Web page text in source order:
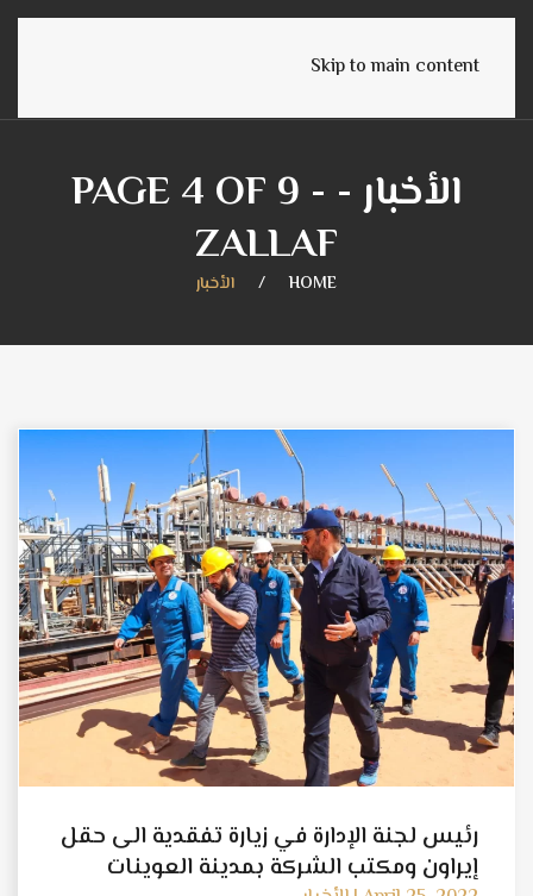
Skip to main content
الأخبار - PAGE 4 OF 9 -
ZALLAF
HOME الأخبار
رئيس لجنة الإدارة في زيارة تفقدية الى حقل
إيراون ومكتب الشركة بمدينة العوينات